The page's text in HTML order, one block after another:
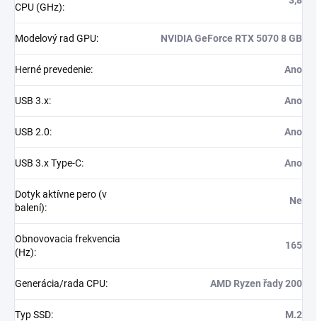
CPU (GHz):
Modelový rad GPU: NVIDIA GeForce RTX 5070 8 GB
Herné prevedenie: Ano
USB 3.x: Ano
USB 2.0: Ano
USB 3.x Type-C: Ano
Dotyk aktívne pero (v
balení):
Ne
Obnovovacia frekvencia
(Hz):
165
Generácia/rada CPU: AMD Ryzen řady 200
Typ SSD: M.2